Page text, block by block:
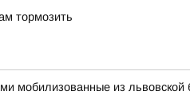
тормозить
мобилизованные из